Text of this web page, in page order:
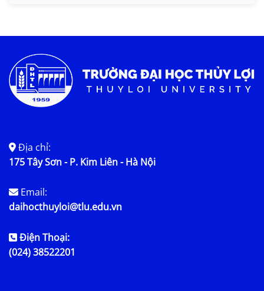
Tin tức chung
Địa chỉ:
175 Tây Sơn - P. Kim Liên - Hà Nội
Email:
daihocthuyloi@tlu.edu.vn
Điện Thoại:
(024) 38522201